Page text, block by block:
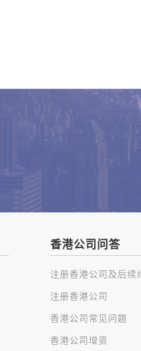
香港公司问答
注册香港公司
香港公司常见问题
香港公司增资